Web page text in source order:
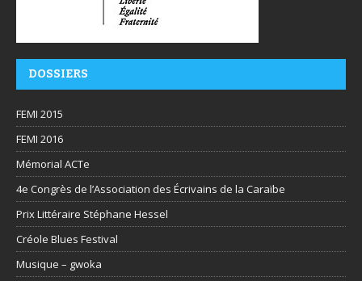
DOSSIERS
FEMI 2015
FEMI 2016
Mémorial ACTe
4e Congrès de l’Association des Écrivains de la Caraïbe
Prix Littéraire Stéphane Hessel
Créole Blues Festival
Musique – gwoka